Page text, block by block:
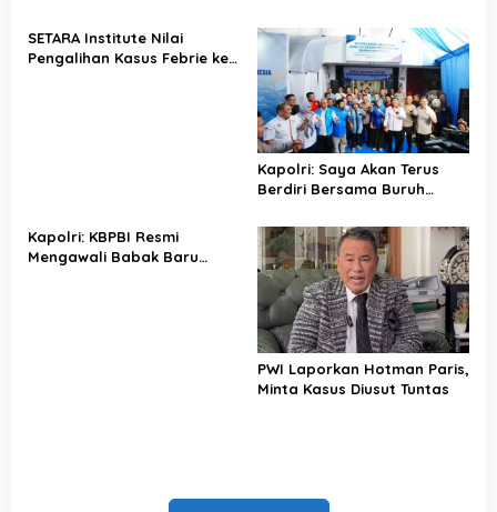
SETARA Institute Nilai
Pengalihan Kasus Febrie ke
Kapolri: Saya Akan Terus
Berdiri Bersama Buruh
Kapolri: KBPBI Resmi
Mengawali Babak Baru
PWI Laporkan Hotman Paris,
Minta Kasus Diusut Tuntas